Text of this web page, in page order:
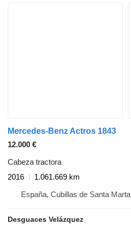
Mercedes-Benz Actros 1843
12.000 €
Cabeza tractora
2016
1.061.669 km
España, Cubillas de Santa Marta
Desguaces Velázquez